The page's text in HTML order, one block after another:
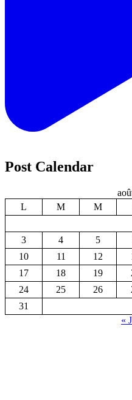
Post Calendar
L
M M
3
4 5
10
11 12
17
18 19
24
25 26
31
«